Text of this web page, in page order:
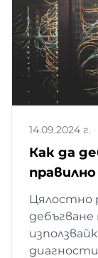
14.09.2024 г.
Как да
правилно
Цялостно
дебъгване